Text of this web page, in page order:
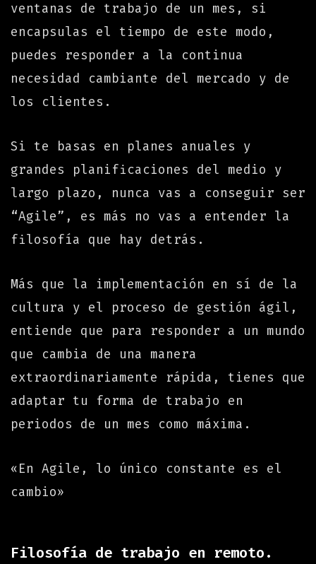
ventanas de trabajo de un mes, si
encapsulas el tiempo de este modo,
puedes responder a la continua
necesidad cambiante del mercado y de
los clientes.
Si te basas en planes anuales y
grandes planificaciones del medio y
largo plazo, nunca vas a conseguir ser
“Agile”, es más no vas a entender la
filosofía que hay detrás.
Más que la implementación en sí de la
cultura y el proceso de gestión ágil,
entiende que para responder a un mundo
que cambia de una manera
extraordinariamente rápida, tienes que
adaptar tu forma de trabajo en
periodos de un mes como máxima.
«En Agile, lo único constante es el
cambio»
Filosofía de trabajo en remoto.